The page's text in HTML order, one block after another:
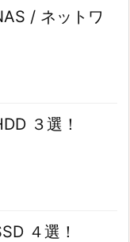
/ ネットワ
３選！
４選！